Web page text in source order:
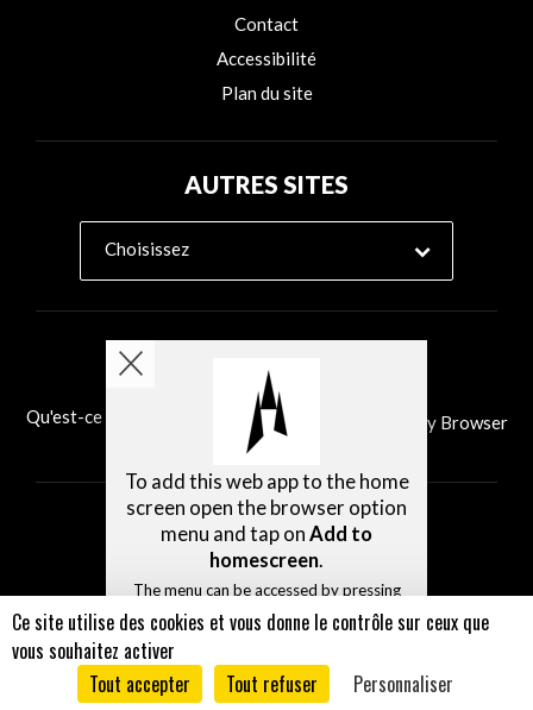
Contact
Accessibilité
Plan du site
AUTRES SITES
Choisissez
Qu'est-ce que Ability Browser? Installer Ability Browser
Ce site utilise des cookies et vous donne le contrôle sur ceux que
vous souhaitez activer
Tout accepter
Tout refuser Personnaliser
To add this web app to the home
screen open the browser option
menu and tap on Add to
homescreen.
The menu can be accessed by pressing
the menu hardware button if your device
has one, or by tapping the top right